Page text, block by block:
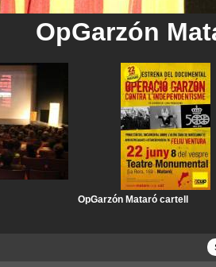
OpGarzón
OpGarzón Mataró cartell